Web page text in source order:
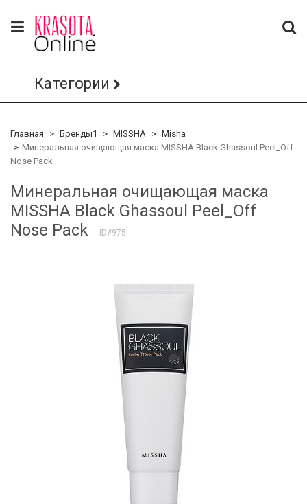
Категории
Главная Бренды1 MISSHA
Misha
Минеральная очищающая маска MISSHA Black Ghassoul Peel_Off
Nose Pack
Минеральная очищающая маска
MISSHA Black Ghassoul Peel_Off
Nose Pack
ID#975